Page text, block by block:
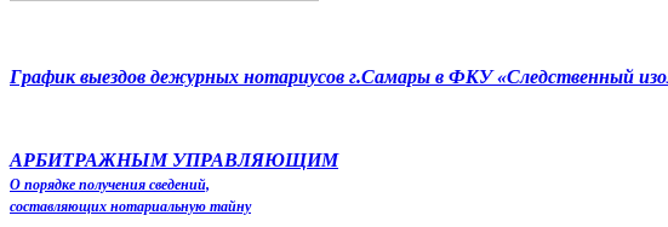
График выездов дежурных нотариусов г.Самары в ФКУ «Следственный
АРБИТРАЖНЫМ УПРАВЛЯЮЩИМ
О порядке получения сведений,
составляющих нотариальную тайну